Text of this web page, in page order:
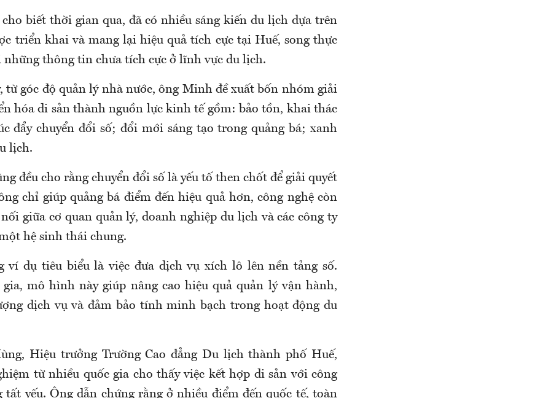
biết thời gian qua, đã có nhiều sáng kiến du lịch dựa trên
triển khai và mang lại hiệu quả tích cực tại Huế, song thực
những thông tin chưa tích cực ở lĩnh vực du lịch.
từ góc độ quản lý nhà nước, ông Minh đề xuất bốn nhóm giải
hóa di sản thành nguồn lực kinh tế gồm: bảo tồn, khai thác
đẩy chuyển đổi số; đổi mới sáng tạo trong quảng bá; xanh
lịch.
đều cho rằng chuyển đổi số là yếu tố then chốt để giải quyết
chỉ giúp quảng bá điểm đến hiệu quả hơn, công nghệ còn
giữa cơ quan quản lý, doanh nghiệp du lịch và các công ty
hệ sinh thái chung.
ví dụ tiêu biểu là việc đưa dịch vụ xích lô lên nền tảng số.
gia, mô hình này giúp nâng cao hiệu quả quản lý vận hành,
dịch vụ và đảm bảo tính minh bạch trong hoạt động du
Hiệu trưởng Trường Cao đẳng Du lịch thành phố Huế,
từ nhiều quốc gia cho thấy việc kết hợp di sản với công
tất yếu. Ông dẫn chứng rằng ở nhiều điểm đến quốc tế, toàn